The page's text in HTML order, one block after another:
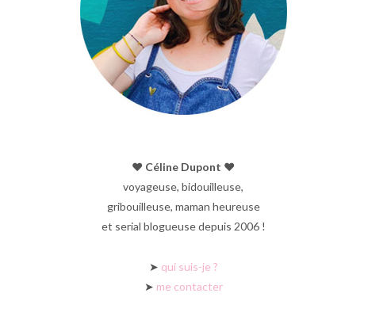
♥︎ Céline Dupont ♥︎
voyageuse, bidouilleuse,
gribouilleuse, maman heureuse
et serial blogueuse depuis 2006 !
➤ qui suis-je ?
➤ me contacter